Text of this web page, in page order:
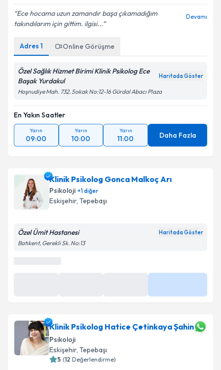
Ece hocama uzun zamandır başa çıkamadığım
takındılarım için gittim. ilgisi...
Devamı
Adres 1 Online Görüşme
Özel Sağlık Hizmet Birimi Klinik Psikolog Ece
Başak Yurdakul
Haritada Göster
Hoşnudiye Mah. 732. Sokak No:12-16 Gürdal Abacı Plaza
En Yakın Saatler
Yarın
09:00
Yarın
10:00
Yarın
11:00 Daha Fazla
Klinik Psikolog Gonca Malkoç Arı
Psikoloji +1diğer
Eskişehir, Tepebaşı
Özel Ümit Hastanesi Haritada Göster
Batıkent, Gerekli Sk. No:13
Klinik Psikolog Hatice Çetinkaya Şahin
Psikoloji
Eskişehir, Tepebaşı
( Değerlendirme)